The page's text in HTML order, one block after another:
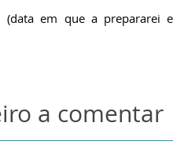
(data em que a prepararei e
a comentar